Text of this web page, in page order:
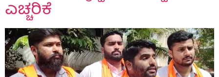
ಎಚ್ಚರಿಕೆ